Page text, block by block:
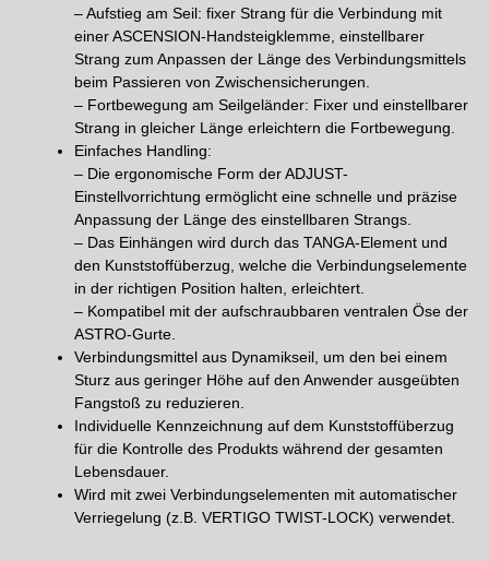
– Aufstieg am Seil: fixer Strang für die Verbindung mit
einer ASCENSION-Handsteigklemme, einstellbarer
Strang zum Anpassen der Länge des Verbindungsmittels
beim Passieren von Zwischensicherungen.
– Fortbewegung am Seilgeländer: Fixer und einstellbarer
Strang in gleicher Länge erleichtern die Fortbewegung.
Einfaches Handling:
– Die ergonomische Form der ADJUST-
Einstellvorrichtung ermöglicht eine schnelle und präzise
Anpassung der Länge des einstellbaren Strangs.
– Das Einhängen wird durch das TANGA-Element und
den Kunststoffüberzug, welche die Verbindungselemente
in der richtigen Position halten, erleichtert.
– Kompatibel mit der aufschraubbaren ventralen Öse der
ASTRO-Gurte.
Verbindungsmittel aus Dynamikseil, um den bei einem
Sturz aus geringer Höhe auf den Anwender ausgeübten
Fangstoß zu reduzieren.
Individuelle Kennzeichnung auf dem Kunststoffüberzug
für die Kontrolle des Produkts während der gesamten
Lebensdauer.
Wird mit zwei Verbindungselementen mit automatischer
Verriegelung (z.B. VERTIGO TWIST-LOCK) verwendet.